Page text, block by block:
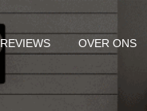
REVIEWS OVER ONS